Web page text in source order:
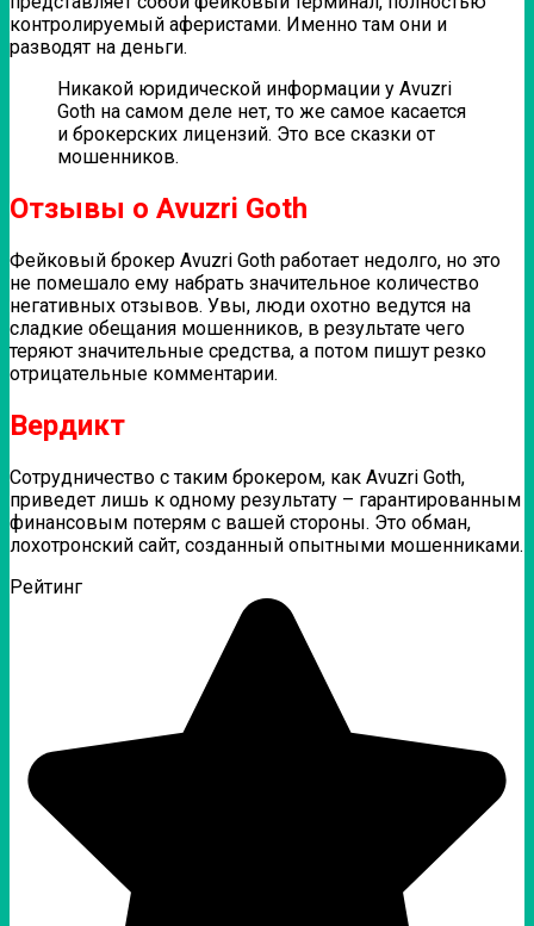
контролируемый аферистами. Именно там они и
разводят на деньги.
Никакой юридической информации у Avuzri
Goth на самом деле нет, то же самое касается
и брокерских лицензий. Это все сказки от
мошенников.
Отзывы о Avuzri Goth
Фейковый брокер Avuzri Goth работает недолго, но это
не помешало ему набрать значительное количество
негативных отзывов. Увы, люди охотно ведутся на
сладкие обещания мошенников, в результате чего
теряют значительные средства, а потом пишут резко
отрицательные комментарии.
Вердикт
Сотрудничество с таким брокером, как Avuzri Goth,
приведет лишь к одному результату – гарантированным
финансовым потерям с вашей стороны. Это обман,
лохотронский сайт, созданный опытными мошенниками.
Рейтинг